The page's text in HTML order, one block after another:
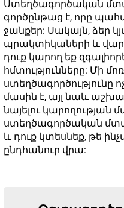
Ստեղծագործական
գործընթաց է, որը
ջանքեր: Սակայն, ձեր
պրակտիկաների և
դուք կարող եք
հմտությունները: Մի
ստեղծագործությունը
մասին է, այլ նաև
նայելու կարողության
ստեղծագործական
և դուք կտեսնեք, թե
ընդհանուր վրա: